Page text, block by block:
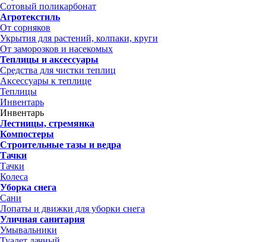
Сотовый поликарбонат
Агротекстиль
От сорняков
Укрытия для растений, колпаки, круги
От заморозков и насекомых
Теплицы и аксессуары
Средства для чистки теплиц
Аксессуары к теплице
Теплицы
Инвентарь
Инвентарь
Лестницы, стремянка
Компостеры
Строительные тазы и ведра
Тачки
Тачки
Колеса
Уборка снега
Сани
Лопаты и движки для уборки снега
Уличная санитария
Умывальники